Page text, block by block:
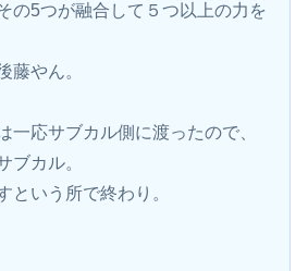
の5つが融合して５つ以上の力を
藤やん。
一応サブカル側に渡ったので、
ブカル。
という所で終わり。